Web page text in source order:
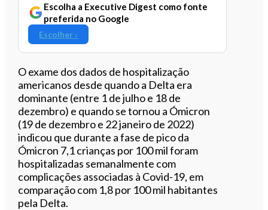
Escolha a Executive Digest como fonte
preferida no Google
Escolher ›
O exame dos dados de hospitalização
americanos desde quando a Delta era
dominante (entre 1 de julho e 18 de
dezembro) e quando se tornou a Ómicron
(19 de dezembro e 22 janeiro de 2022)
indicou que durante a fase de pico da
Ómicron 7,1 crianças por 100 mil foram
hospitalizadas semanalmente com
complicações associadas à Covid-19, em
comparação com 1,8 por 100 mil habitantes
pela Delta.